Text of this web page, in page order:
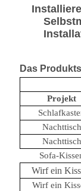
Das
Projekt
Nachttisch
Nachttisch
Sofa-
Wirf ein
Wirf ein